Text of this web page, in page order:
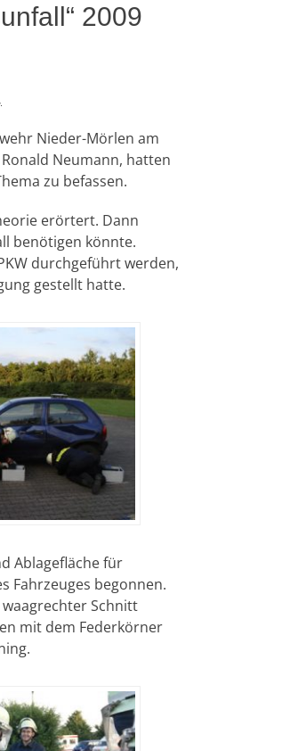
2009
Nieder-Mörlen am
Neumann, hatten
zu befassen.
erörtert. Dann
benötigen könnte.
durchgeführt werden,
gestellt hatte.
Ablagefläche für
Fahrzeuges begonnen.
Schnitt
mit dem Federkörner